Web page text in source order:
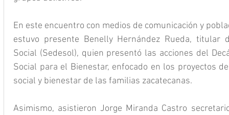
En este encuentro con medios de comunicación y
estuvo presente Benelly Hernández Rueda, titular
Social (Sedesol), quien presentó las acciones del
Social para el Bienestar, enfocado en los proyectos
social y bienestar de las familias zacatecanas.
Asimismo, asistieron Jorge Miranda Castro